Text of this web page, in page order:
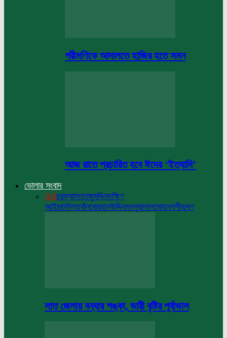
পরীমণিকে আদালতে হাজির হতে সমন
আজ রাতে প্রচারিত হবে ঈদের ‘ইত্যাদি’
ভোলার সংবাদ
Allচরফ্যাসনতজুমদ্দিনদক্ষিণ
আইচাদৌলতখাঁনবোরহানউদ্দিনমনপুরালালমোহনশশীভূষণ
সাত জেলায় বন্যার শঙ্কা, ভারী বৃষ্টির পূর্বাভাস